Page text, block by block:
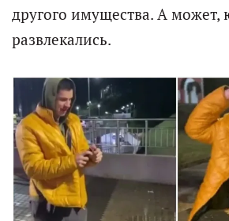
другого имущества. А
развлекались.